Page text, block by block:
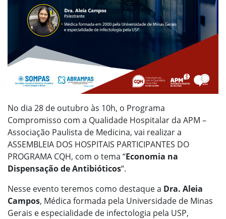
No dia 28 de outubro às 10h, o Programa
Compromisso com a Qualidade Hospitalar da APM –
Associação Paulista de Medicina, vai realizar a
ASSEMBLEIA DOS HOSPITAIS PARTICIPANTES DO
PROGRAMA CQH, com o tema “Economia na
Dispensação de Antibióticos“.
Nesse evento teremos como destaque a Dra. Aleia
Campos, Médica formada pela Universidade de Minas
Gerais e especialidade de infectologia pela USP,